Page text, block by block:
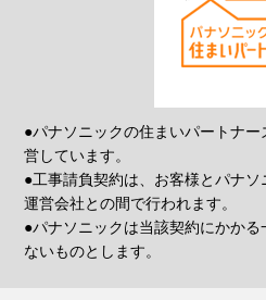
●パナソニックの住まいパートナ
営しています。
●工事請負契約は、お客様とパナ
運営会社との間で行われます。
●パナソニックは当該契約にかか
ないものとします。